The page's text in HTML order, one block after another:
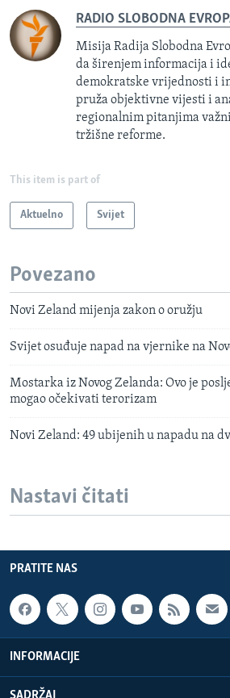
RADIO SLOBODNA
Misija Radija Slobodna
da širenjem informacija i
demokratske vrijednosti i
pruža objektivne vijesti i
regionalnim pitanjima
tržišne reforme.
This item is part of
Aktuelno Svijet
Povezano
Novi Zeland mijenja zakon o oružju
Svijet osuđuje napad na vjernike na
Mostarka iz Novog Zelanda: Ovo je
mogao očekivati terorizam
Novi Zeland: 49 ubijenih u napadu na
Nastavi čitati
PRATITE NAS
INFORMACIJE